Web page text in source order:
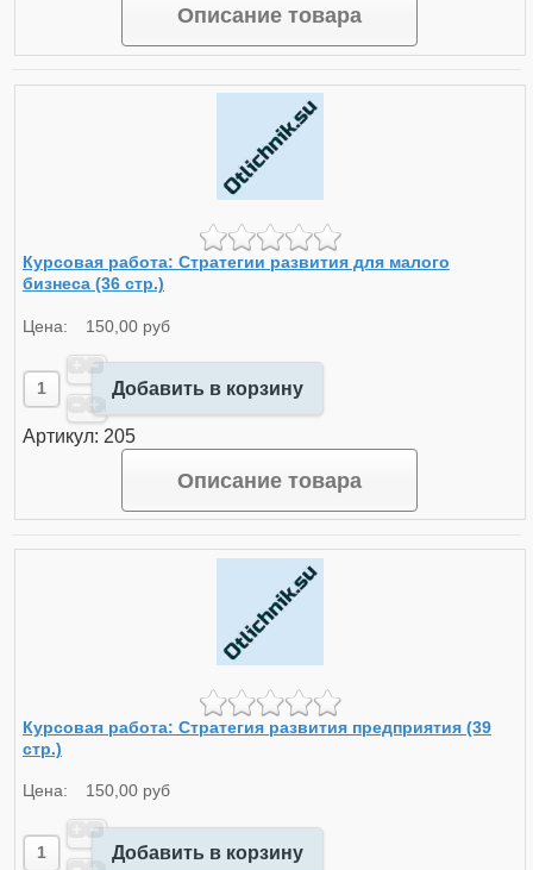
Описание товара
Курсовая работа: Стратегии развития для малого
бизнеса (36 стр.)
Цена: 150,00 руб
Добавить в корзину
Артикул: 205
Описание товара
Курсовая работа: Стратегия развития предприятия (39
стр.)
Цена: 150,00 руб
Добавить в корзину